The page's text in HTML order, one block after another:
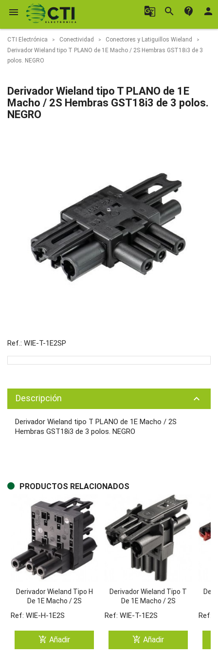
 g_translate search contact_support person
CTI Electrónica Conectividad
Conectores y Latiguillos Wieland
Derivador Wieland tipo T PLANO de 1E Macho / 2S Hembras GST18i3 de 3
polos. NEGRO
Derivador Wieland tipo T PLANO de 1E
Macho / 2S Hembras GST18i3 de 3 polos.
NEGRO
Ref.: WIE-T-1E2SP
Descripción keyboard_arrow_up
Derivador Wieland tipo T PLANO de 1E Macho / 2S
Hembras GST18i3 de 3 polos. NEGRO
PRODUCTOS RELACIONADOS
Derivador Wieland Tipo H
De 1E Macho / 2S
Polos. NEGRO
Ref: WIE-H-1E2S
add_shopping_cart Añadir
Derivador Wieland Tipo T
De 1E Macho / 2S
Polos. NEGRO
Ref: WIE-T-1E2S
add_shopping_cart Añadir
Ref: